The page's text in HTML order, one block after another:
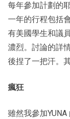
每年參加計劃的
一年的行程包括
有美國學生和議
濃烈。討論的詳
後捏了一把汗。
瘋狂
雖然我參加